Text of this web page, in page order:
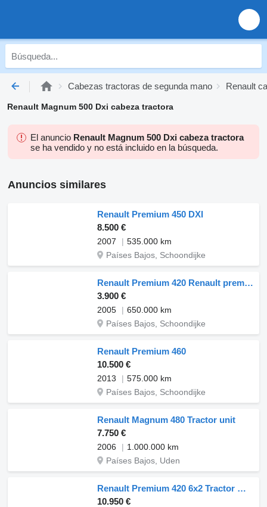
Cabezas tractoras de segunda mano Renault
Renault Magnum 500 Dxi cabeza tractora
El anuncio Renault Magnum 500 Dxi cabeza tractora
se ha vendido y no está incluido en la búsqueda.
Anuncios similares
Renault Premium 450 DXI
8.500 €
2007
535.000 km
Países Bajos, Schoondijke
Renault Premium 420 Renault premium 420 ELECTRIC PROBLEM
3.900 €
2005
650.000 km
Países Bajos, Schoondijke
Renault Premium 460
10.500 €
2013
575.000 km
Países Bajos, Schoondijke
Renault Magnum 480 Tractor unit
7.750 €
2006
1.000.000 km
Países Bajos, Uden
Renault Premium 420 6x2 Tractor Manuel Gearbox Hydraulic Good Condition
10.950 €